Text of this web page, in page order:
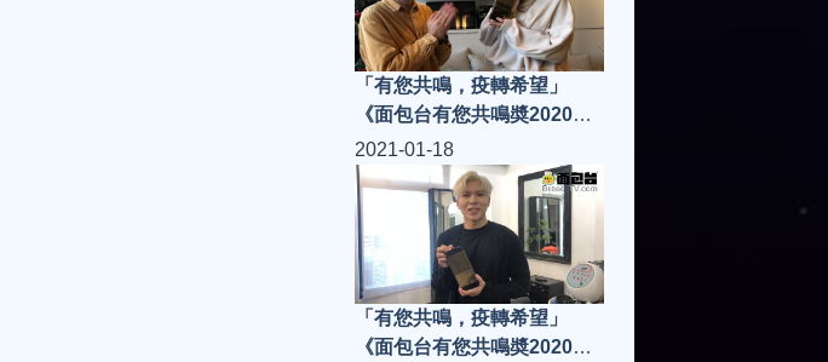
「有您共鳴，疫轉希望」
《面包台有您共鳴奬2020》
「共鳴樂壇新人」唐浩嘉
Kiko，由本台主持人
LeonLai里安拉親自將獎項頒
發給Kiko....
2021-01-18
「有您共鳴，疫轉希望」
《面包台有您共鳴奬2020》